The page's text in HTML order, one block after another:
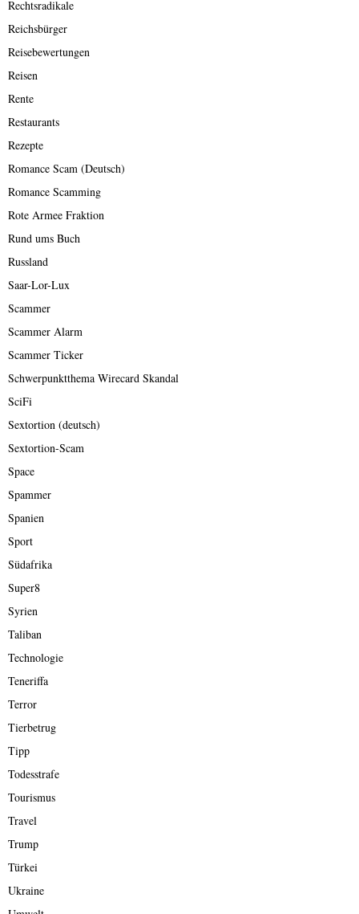
Rechtsradikale
Reichsbürger
Reisebewertungen
Reisen
Rente
Restaurants
Rezepte
Romance Scam (Deutsch)
Romance Scamming
Rote Armee Fraktion
Rund ums Buch
Russland
Saar-Lor-Lux
Scammer
Scammer Alarm
Scammer Ticker
Schwerpunktthema Wirecard Skandal
SciFi
Sextortion (deutsch)
Sextortion-Scam
Space
Spammer
Spanien
Sport
Südafrika
Super8
Syrien
Taliban
Technologie
Teneriffa
Terror
Tierbetrug
Tipp
Todesstrafe
Tourismus
Travel
Trump
Türkei
Ukraine